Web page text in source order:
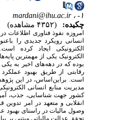
mardani@ihu.ac.ir
چکیده:
امروزه نفوذ فناوری اطلاعات در
انسانی رویکرد جدیدی را
الکترونیکی ایجاد کرده است.
الکترونیک یکی از مهمترین
بوده که در دهه‌های اخیر به
رقابتی از طریق بهبود
است.بر این‌اساس، در این
مدیریت منابع انسانی
کشور جهت شناسایی، جذب،
انقلابی و متعهددر امر تدوین
وصولمالیات در راستای بهبود
تحقق عدالت مالیاتی مبتنی بر